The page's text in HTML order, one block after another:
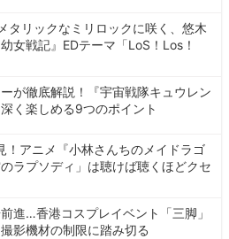
タリックなミリロックに咲く、悠木
女戦記』EDテーマ「LoS！Los！
が徹底解説！『宇宙戦隊キュウレン
く楽しめる9つのポイント
！アニメ『小林さんちのメイドラゴ
ラプソディ」は聴けば聴くほどクセ
進…香港コスプレイベント「三脚」
影機材の制限に踏み切る